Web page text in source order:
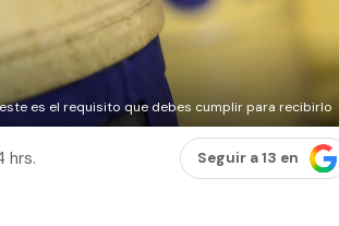
es el requisito que debes cumplir para recibirlo
hrs. Seguir a 13 en